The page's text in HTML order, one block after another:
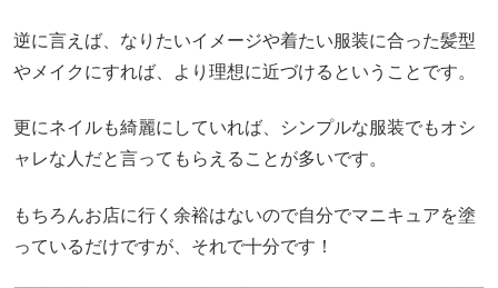
逆に言えば、なりたいイメージや着たい服装に合った髪型
やメイクにすれば、より理想に近づけるということです。
更にネイルも綺麗にしていれば、シンプルな服装でもオシ
ャレな人だと言ってもらえることが多いです。
もちろんお店に行く余裕はないので自分でマニキュアを塗
っているだけですが、それで十分です！